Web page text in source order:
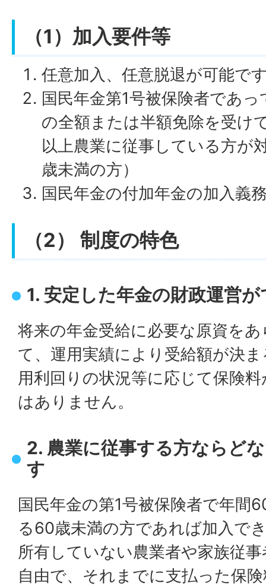
（1）加入要件等
任意加入、任意脱退が可能で
国民年金第1号被保険者であ
の全額または半額免除を受け
以上農業に従事している方が
歳未満の方）
国民年金の付加年金の加入義
（2） 制度の特色
1. 安定した年金の財政運営
将来の年金受給に必要な原資を
て、運用実績により受給額が決
用利回りの状況等に応じて保険
はありません。
2. 農業に従事する方ならど
す
国民年金の第1号被保険者で年間
る60歳未満の方であれば加入で
所有していない農業者や家族従
自由で、それまでに支払った保